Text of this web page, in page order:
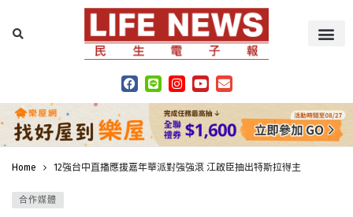
Home 12強台中直播應援嘉年華派對強強滾 江啟臣抽出特斯拉得主
合作媒體